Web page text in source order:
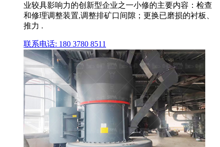
业较具影响力的创新型企业之一小修的主要内容：检查
和修理调整装置,调整排矿口间隙；更换已磨损的衬板、
推力 .
联系电话: 180 3780 8511